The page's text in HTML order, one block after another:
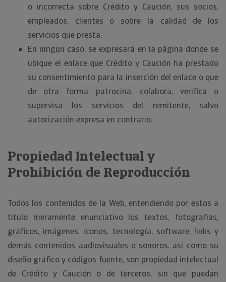
o incorrecta sobre Crédito y Caución, sus socios,
empleados, clientes o sobre la calidad de los
servicios que presta.
En ningún caso, se expresará en la página donde se
ubique el enlace que Crédito y Caución ha prestado
su consentimiento para la inserción del enlace o que
de otra forma patrocina, colabora, verifica o
supervisa los servicios del remitente, salvo
autorización expresa en contrario.
Propiedad Intelectual y
Prohibición de Reproducción
Todos los contenidos de la Web, entendiendo por estos a
título meramente enunciativo los textos, fotografías,
gráficos, imágenes, iconos, tecnología, software, links y
demás contenidos audiovisuales o sonoros, así como su
diseño gráfico y códigos fuente, son propiedad intelectual
de Crédito y Caución o de terceros, sin que puedan